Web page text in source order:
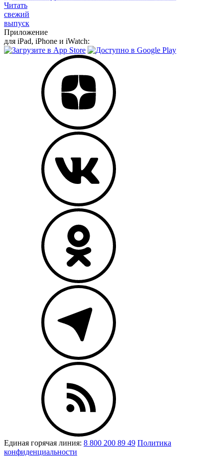
Читать
свежий
выпуск
Приложение
для iPad, iPhone и iWatch:
Единая горячая линия: 8 800 200 89 49 Политика
конфиденциальности